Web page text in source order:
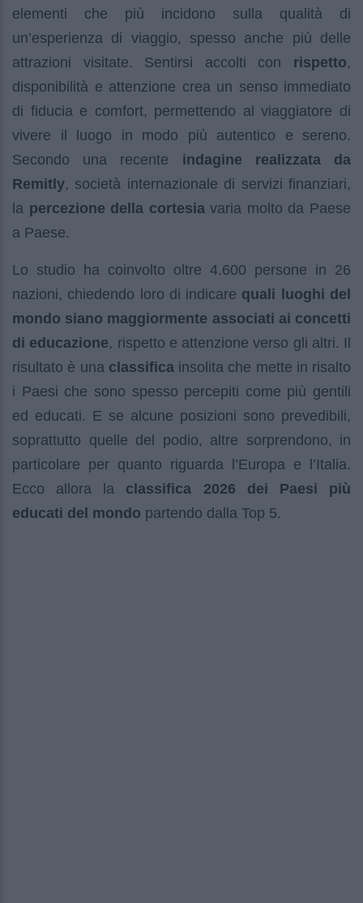
elementi che più incidono sulla qualità di
un’esperienza di viaggio, spesso anche più delle
attrazioni visitate. Sentirsi accolti con rispetto,
disponibilità e attenzione crea un senso immediato
di fiducia e comfort, permettendo al viaggiatore di
vivere il luogo in modo più autentico e sereno.
Secondo una recente indagine realizzata da
Remitly, società internazionale di servizi finanziari,
la percezione della cortesiavaria molto da Paese
a Paese.
Lo studio ha coinvolto oltre 4.600 persone in 26
nazioni, chiedendo loro di indicare quali luoghi del
mondo siano maggiormente associati ai concetti
di educazione, rispetto e attenzione verso gli altri. Il
risultato è una classificainsolita che mette in risalto
i Paesi che sono spesso percepiti come più gentili
ed educati. E se alcune posizioni sono prevedibili,
soprattutto quelle del podio, altre sorprendono, in
particolare per quanto riguarda l’Europa e l’Italia.
Ecco allora la classifica 2026 dei Paesi più
educati del mondo partendo dalla Top 5.